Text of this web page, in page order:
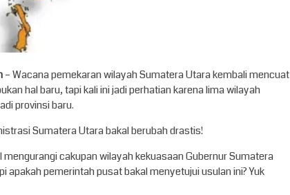
– Wacana pemekaran wilayah Sumatera Utara kembali mencuat
hal baru, tapi kali ini jadi perhatian karena lima wilayah
provinsi baru.
Sumatera Utara bakal berubah drastis!
cakupan wilayah kekuasaan Gubernur Sumatera
apakah pemerintah pusat bakal menyetujui usulan ini? Yuk